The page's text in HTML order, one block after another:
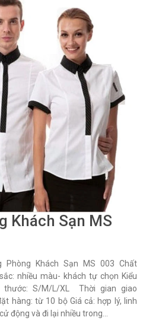
Khách Sạn MS
Phòng Khách Sạn MS 003 Chất
nhiều màu- khách tự chọn Kiểu
thước: S/M/L/XL Thời gian giao
hàng: từ 10 bộ Giá cả: hợp lý, linh
động và đi lại nhiều trong...